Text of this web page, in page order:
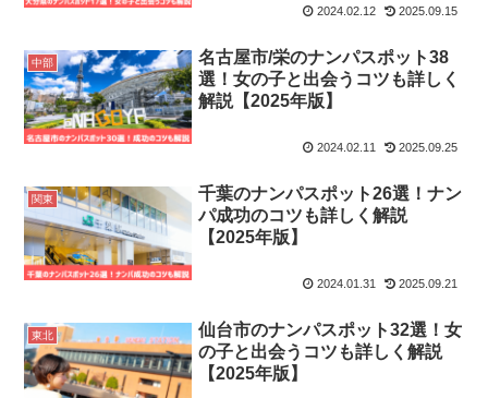
2024.02.12 2025.09.15
中部
名古屋市/栄のナンパスポット38
選！女の子と出会うコツも詳しく
解説【2025年版】
2024.02.11 2025.09.25
関東
千葉のナンパスポット26選！ナン
パ成功のコツも詳しく解説
【2025年版】
2024.01.31 2025.09.21
東北
仙台市のナンパスポット32選！女
の子と出会うコツも詳しく解説
【2025年版】